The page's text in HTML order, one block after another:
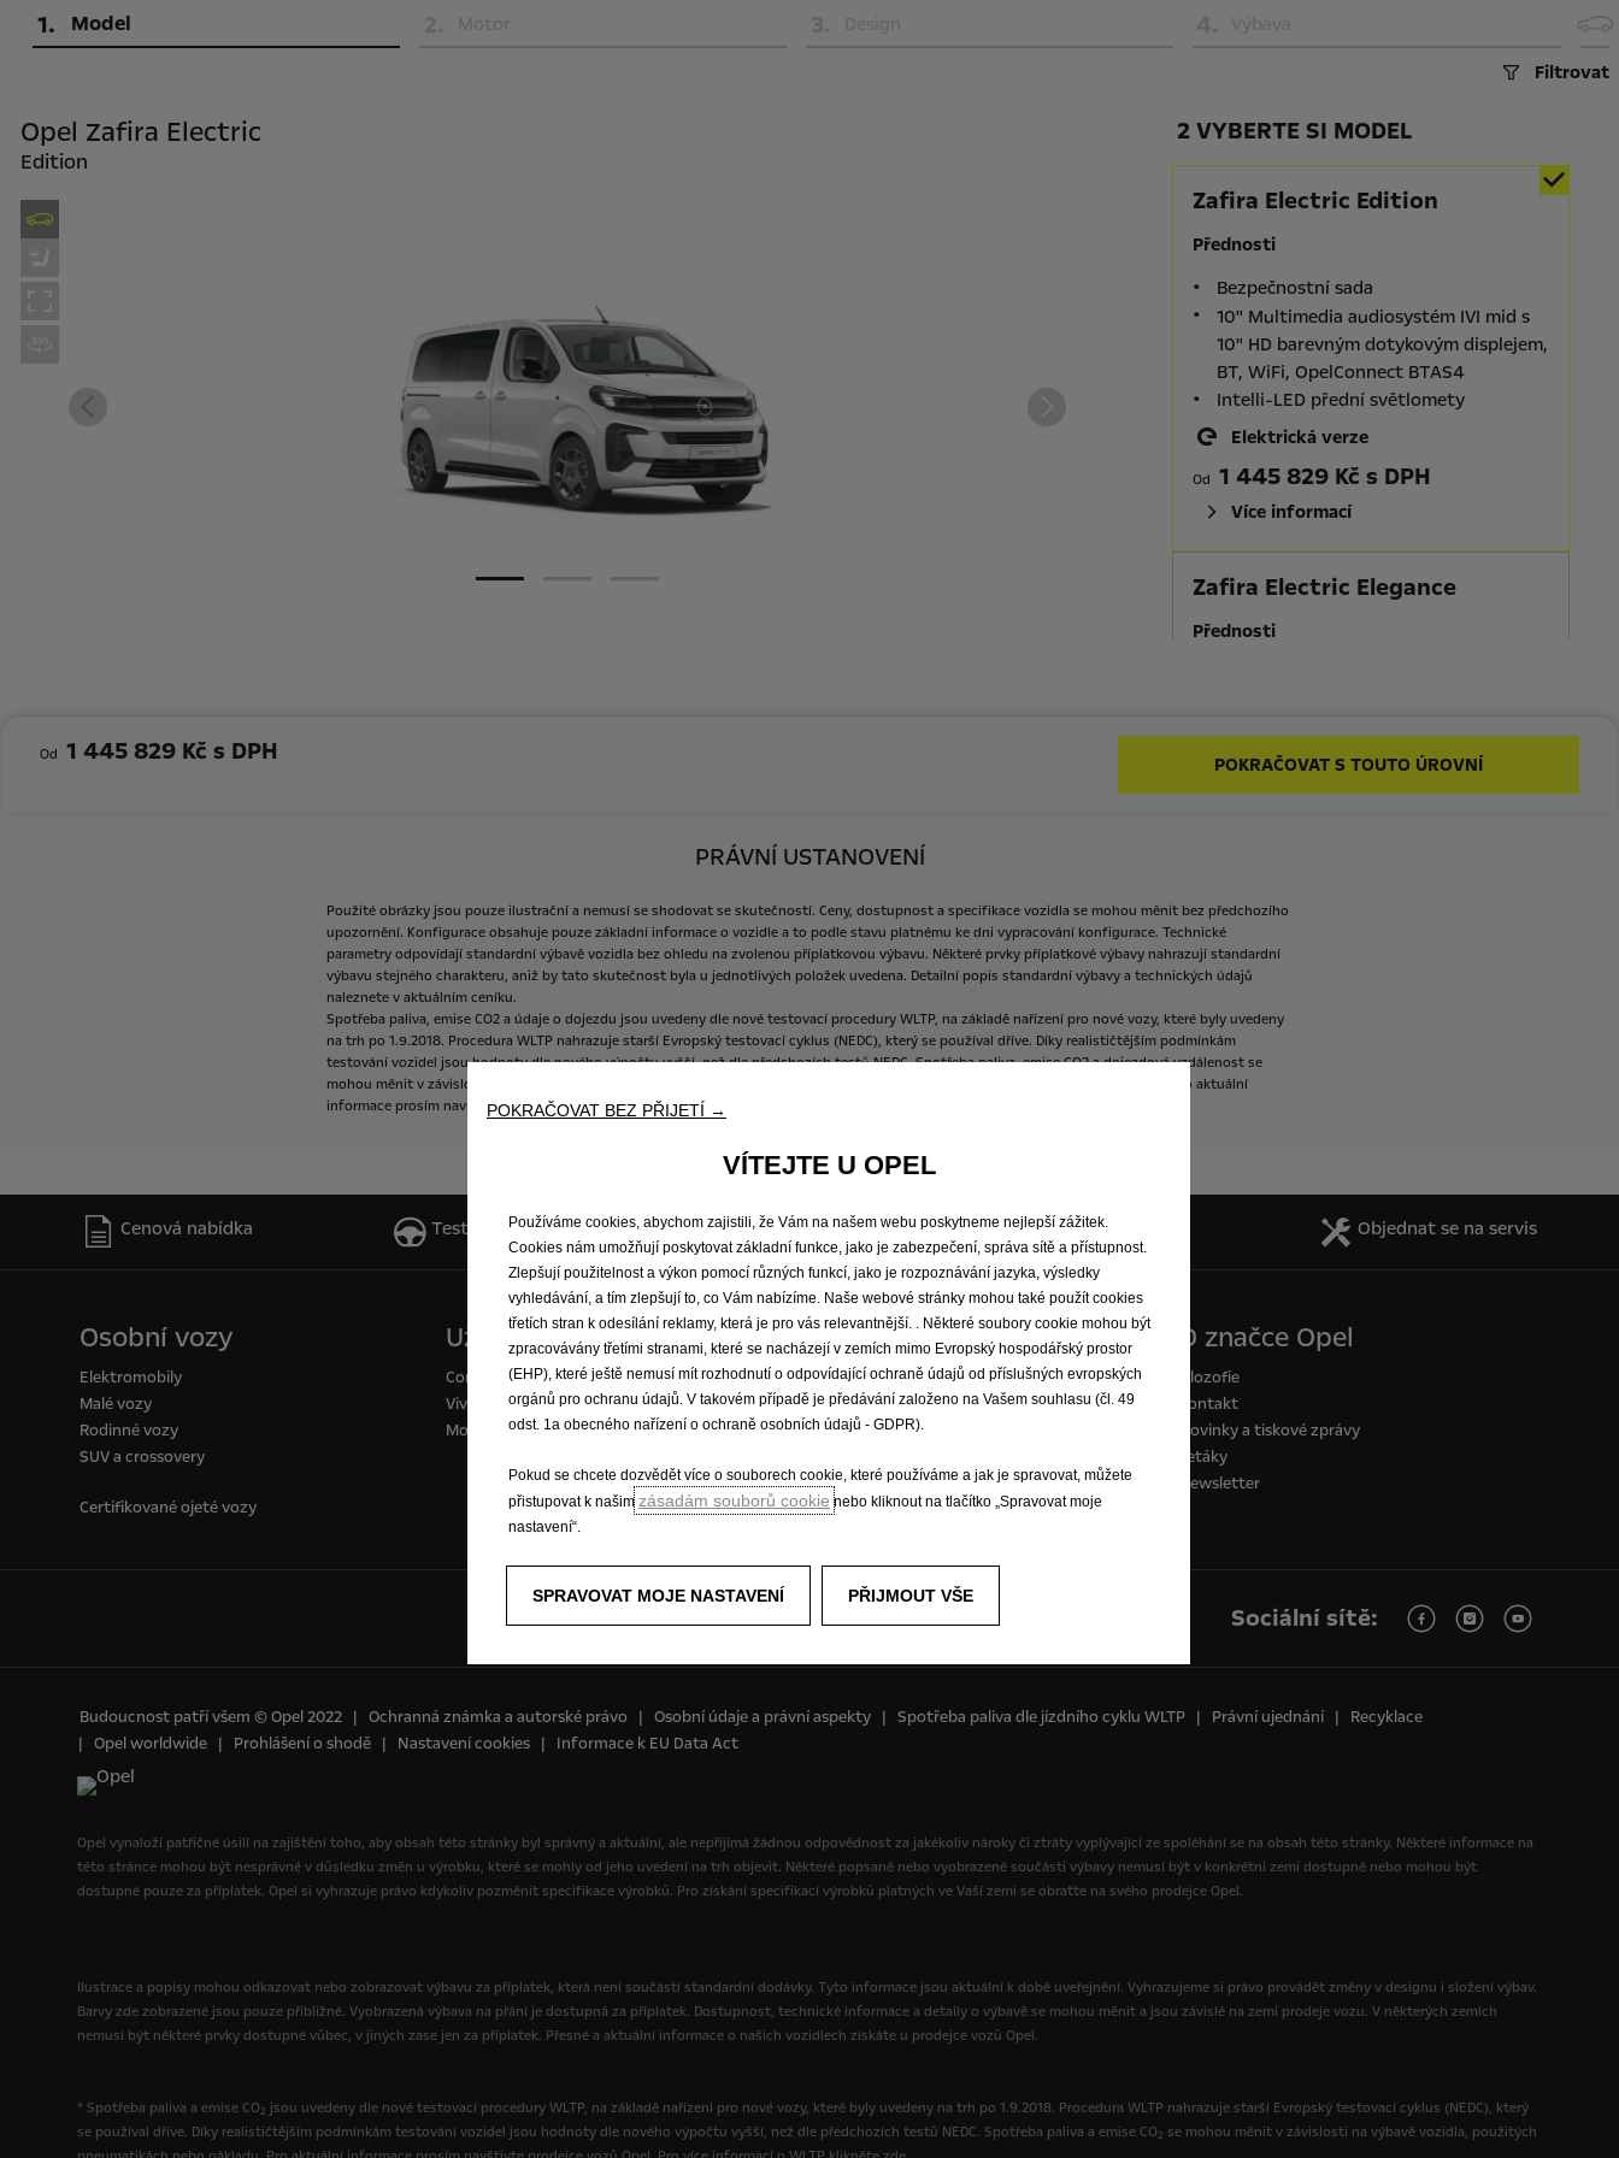
1. Model
Filtrovat
Opel Zafira Electric
Edition
2 VYBERTE SI MODEL
Zafira Electric Edition
Přednosti
Bezpečnostní sada
10" Multimedia audiosystém IVI mid s
10" HD barevným dotykovým displejem,
BT, WiFi, OpelConnect BTAS4
Intelli-LED přední světlomety
Elektrická verze
Od 1 445 829 Kč s DPH
Více informací
Zafira Electric Elegance
Přednosti
ovládáním a hands-free otevíráním
(včetně dětské pojistky)
Od 1 445 829 Kč s DPH POKRAČOVAT S TOUTO ÚROVNÍ
PRÁVNÍ USTANOVENÍ
Použité obrázky jsou pouze ilustrační a nemusí se shodovat se skutečností. Ceny, dostupnost a specifikace vozidla se mohou měnit bez předchozího
upozornění. Konfigurace obsahuje pouze základní informace o vozidle a to podle stavu platnému ke dni vypracování konfigurace. Technické
parametry odpovídají standardní výbavě vozidla bez ohledu na zvolenou příplatkovou výbavu. Některé prvky příplatkové výbavy nahrazují standardní
výbavu stejného charakteru, aniž by tato skutečnost byla u jednotlivých položek uvedena. Detailní popis standardní výbavy a technických údajů
naleznete v aktuálním ceníku.
Spotřeba paliva, emise CO2 a údaje o dojezdu jsou uvedeny dle nové testovací procedury WLTP, na základě nařízení pro nové vozy, které byly uvedeny
na trh po 1.9.2018. Procedura WLTP nahrazuje starší Evropský testovací cyklus (NEDC), který se používal dříve. Díky realističtějším podmínkám
testování vozidel jsou hodnoty dle nového výpočtu vyšší, než dle předchozích testů NEDC. Spotřeba paliva, emise CO2 a dojezdová vzdálenost se
mohou měnit v závislosti Pro aktuální
informace prosím navštivte prodejce vozů Opel.
Cenová nabídka Testovací jízda Skladové vozy Ceníky a katalogy Objednat se na servis
Osobní vozy
Elektromobily
Malé vozy
Rodinné vozy
SUV a crossovery
Certifikované ojeté vozy
Užitková vozidla
Combo Van
Vivaro Van
Movano
Objevte Opel
Infozábavní systémy
Udržitelný rozvoj
Opel Connect
Opel Experimental
O značce Opel
Filozofie
Kontakt
Novinky a tiskové zprávy
Letáky
Newsletter
Sociální sítě:
Budoucnost patří všem © Opel 2022 Ochranná známka a autorské právo Osobní údaje a právní aspekty Spotřeba paliva dle jízdního cyklu WLTP Právní ujednání
Recyklace
Opel worldwide
Prohlášení o shodě Nastavení cookies Informace k EU Data Act
Opel vynaloží patřičné úsilí na zajištění toho, aby obsah této stránky byl správný a aktuální, ale nepřijímá žádnou odpovědnost za jakékoliv nároky či ztráty vyplývající ze spoléhání se na obsah této stránky. Některé informace na
této stránce mohou být nesprávné v důsledku změn u výrobku, které se mohly od jeho uvedení na trh objevit. Některé popsané nebo vyobrazené součásti výbavy nemusí být v konkrétní zemi dostupné nebo mohou být
dostupné pouze za příplatek. Opel si vyhrazuje právo kdykoliv pozměnit specifikace výrobků. Pro získání specifikací výrobků platných ve Vaší zemi se obraťte na svého prodejce Opel.
Ilustrace a popisy mohou odkazovat nebo zobrazovat výbavu za příplatek, která není součástí standardní dodávky. Tyto informace jsou aktuální k době uveřejnění. Vyhrazujeme si právo provádět změny v designu i složení výbav.
Barvy zde zobrazené jsou pouze přibližné. Vyobrazená výbava na přání je dostupná za příplatek. Dostupnost, technické informace a detaily o výbavě se mohou měnit a jsou závislé na zemi prodeje vozu. V některých zemích
nemusí být některé prvky dostupné vůbec, v jiných zase jen za příplatek. Přesné a aktuální informace o našich vozidlech získáte u prodejce vozů Opel.
* Spotřeba paliva a emise CO2 jsou uvedeny dle nové testovací procedury WLTP, na základě nařízení pro nové vozy, které byly uvedeny na trh po 1.9.2018. Procedura WLTP nahrazuje starší Evropský testovací cyklus (NEDC), který
se používal dříve. Díky realističtějším podmínkám testování vozidel jsou hodnoty dle nového výpočtu vyšší, než dle předchozích testů NEDC. Spotřeba paliva a emise CO2 se mohou měnit v závislosti na výbavě vozidla, použitých
POKRAČOVAT BEZ PŘIJETÍ →
VÍTEJTE U OPEL
Používáme cookies, abychom zajistili, že Vám na našem webu poskytneme nejlepší zážitek.
Cookies nám umožňují poskytovat základní funkce, jako je zabezpečení, správa sítě a přístupnost.
Zlepšují použitelnost a výkon pomocí různých funkcí, jako je rozpoznávání jazyka, výsledky
vyhledávání, a tím zlepšují to, co Vám nabízíme. Naše webové stránky mohou také použít cookies
třetích stran k odesílání reklamy, která je pro vás relevantnější. . Některé soubory cookie mohou být
zpracovávány třetími stranami, které se nacházejí v zemích mimo Evropský hospodářský prostor
(EHP), které ještě nemusí mít rozhodnutí o odpovídající ochraně údajů od příslušných evropských
orgánů pro ochranu údajů. V takovém případě je předávání založeno na Vašem souhlasu (čl. 49
odst. 1a obecného nařízení o ochraně osobních údajů - GDPR).
Pokud se chcete dozvědět více o souborech cookie, které používáme a jak je spravovat, můžete
přistupovat k našim zásadám souborů cookie nebo kliknout na tlačítko „Spravovat moje
nastavení“.
SPRAVOVAT MOJE NASTAVENÍ PŘIJMOUT VŠE